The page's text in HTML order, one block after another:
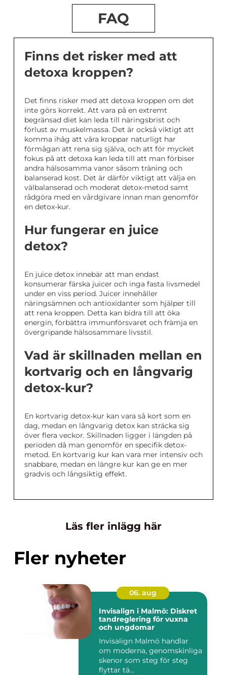
FAQ
Finns det risker med att
detoxa kroppen?
Det finns risker med att detoxa kroppen om det
inte görs korrekt. Att vara på en extremt
begränsad diet kan leda till näringsbrist och
förlust av muskelmassa. Det är också viktigt att
komma ihåg att våra kroppar naturligt har
förmågan att rena sig själva, och att för mycket
fokus på att detoxa kan leda till att man förbiser
andra hälsosamma vanor såsom träning och
balanserad kost. Det är därför viktigt att välja en
välbalanserad och moderat detox-metod samt
rådgöra med en vårdgivare innan man genomför
en detox-kur.
Hur fungerar en juice
detox?
En juice detox innebär att man endast
konsumerar färska juicer och inga fasta livsmedel
under en viss period. Juicer innehåller
näringsämnen och antioxidanter som hjälper till
att rena kroppen. Detta kan bidra till att öka
energin, förbättra immunförsvaret och främja en
övergripande hälsosammare livsstil.
Vad är skillnaden mellan en
kortvarig och en långvarig
detox-kur?
En kortvarig detox-kur kan vara så kort som en
dag, medan en långvarig detox kan sträcka sig
över flera veckor. Skillnaden ligger i längden på
perioden då man genomför en specifik detox-
metod. En kortvarig kur kan vara mer intensiv och
snabbare, medan en längre kur kan ge en mer
gradvis och långsiktig effekt.
Läs fler inlägg här
Fler nyheter
06. aug
Invisalign i Malmö: Diskret
tandreglering för vuxna
och ungdomar
Invisalign Malmö handlar
om moderna, genomskinliga
skenor som steg för steg
flyttar tä...